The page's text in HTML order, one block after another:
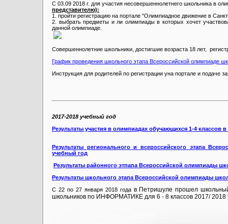
С 03.09 2018 г. для участия несовершеннолетнего школьника в
представителю):
1. пройти регистрацию на портале "Олимпиадное движение в
2. выбрать предметы и ли олимпиады в которых хочет
данной олимпиаде.
Совершеннолетние школьники, достигшие возраста 18 лет,
График проведения школьного этапа Всероссийской олимпиаде
Инструкция для родителей по регистрации yна портале и подаче
2017-2018 учебный год
Результаты участия в олимпиадах обучающихся 1-4 классов в
Результаты регионального и всероссийского этапа
учебный год
Результаты районного этпапа Всероссийской олимпиады
Результаты школьного этапа Всероссийской олимпиады
С 22 по 27 января 2018 года в Петришуле прошел
школьников по ИНФОРМАТИКЕ для 6 - 8 классов 2017/ 2018